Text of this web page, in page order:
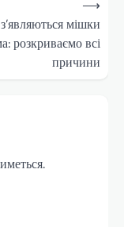
мішки
розкриваємо всі
причини
⟶